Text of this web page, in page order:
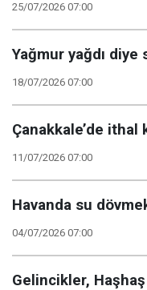
25/07/2026 07:00
Yağmur yağdı diye
18/07/2026 07:00
Çanakkale’de ithal
11/07/2026 07:00
Havanda su
04/07/2026 07:00
Gelincikler,